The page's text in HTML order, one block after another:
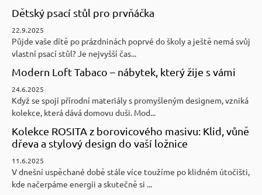
Dětský psací stůl pro prvňáčka
22.9.2025
Půjde vaše dítě po prázdninách poprvé do školy a ještě nemá svůj
vlastní psací stůl? Je nejvyšší čas...
Modern Loft Tabaco – nábytek, který žije s vámi
24.6.2025
Když se spojí přírodní materiály s promyšleným designem, vzniká
kolekce, která dává domovu duši. Mod...
Kolekce ROSITA z borovicového masivu: Klid, vůně
dřeva a stylový design do vaší ložnice
11.6.2025
V dnešní uspěchané době stále více toužíme po klidném útočišti,
kde načerpáme energii a skutečně si ...